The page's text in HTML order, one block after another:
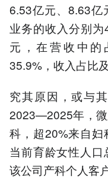
6.53亿元、8.63亿
业务的收入分别
元，在营收中的
35.9%，收入占比
究其原因，或与
2023—2025年，
科，超20%来自
当前育龄女性人口
该公司产科个人客